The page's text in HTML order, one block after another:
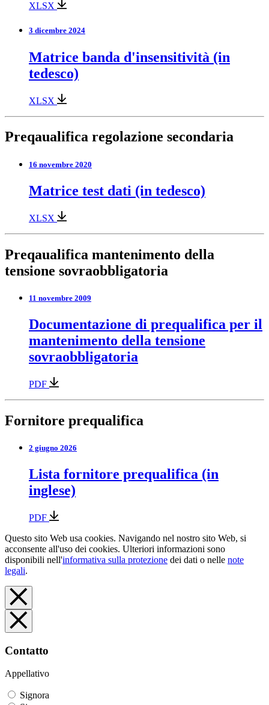
XLSX
3 dicembre 2024
Matrice banda d'insensitività (in
tedesco)
XLSX
Preqaualifica regolazione secondaria
16 novembre 2020
Matrice test dati (in tedesco)
XLSX
Preqaualifica mantenimento della
tensione sovraobbligatoria
11 novembre 2009
Documentazione di prequalifica per il
mantenimento della tensione
sovraobbligatoria
PDF
Fornitore prequalifica
2 giugno 2026
Lista fornitore prequalifica (in
inglese)
PDF
Questo sito Web usa cookies. Navigando nel nostro sito Web, si
acconsente all'uso dei cookies. Ulteriori informazioni sono
disponibili nell'informativa sulla protezione dei dati o nelle note
legali.
Contatto
Appellativo
Signora